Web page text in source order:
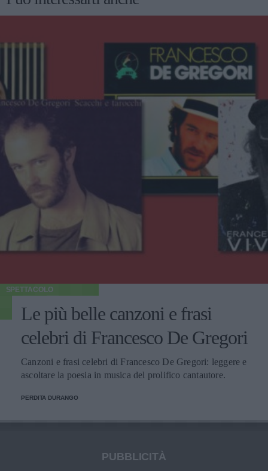
SPETTACOLO
Le più belle canzoni e frasi
celebri di Francesco De Gregori
Canzoni e frasi celebri di Francesco De Gregori: leggere e
ascoltare la poesia in musica del prolifico cantautore.
PERDITA DURANGO
PUBBLICITÀ